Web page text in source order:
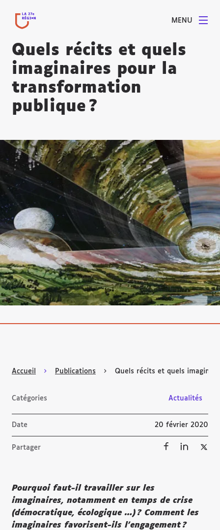
MENU
Quels récits et quels
imaginaires pour la
transformation
publique ?
Agrandir
Accueil Publications Quels récits et quels
Catégories Actualités
Date 20 février 2020
Partager
Pourquoi faut-il travailler sur les
imaginaires, notamment en temps de crise
(démocratique, écologique …) ? Comment les
imaginaires favorisent-ils l’engagement ?